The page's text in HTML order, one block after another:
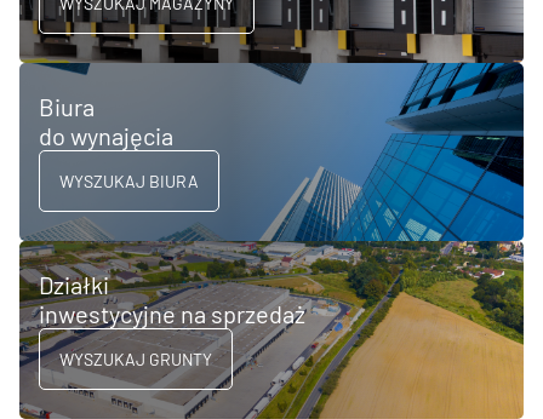
Biura
do wynajęcia
WYSZUKAJ BIURA
Działki
inwestycyjne na sprzedaż
WYSZUKAJ GRUNTY